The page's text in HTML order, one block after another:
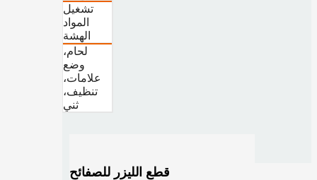
تشغيل
المواد
الهشة
لحام،
وضع
علامات،
تنظيف،
ثني
قطع الليزر للصفائح